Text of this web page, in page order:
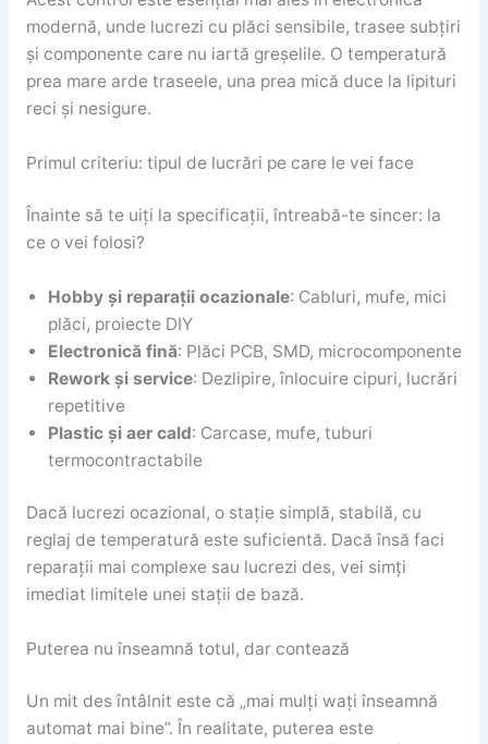
modernă, unde lucrezi cu plăci sensibile, trasee subțiri
și componente care nu iartă greșelile. O temperatură
prea mare arde traseele, una prea mică duce la lipituri
reci și nesigure.
Primul criteriu: tipul de lucrări pe care le vei face
Înainte să te uiți la specificații, întreabă-te sincer: la
ce o vei folosi?
Hobby și reparații ocazionale: Cabluri, mufe, mici
plăci, proiecte DIY
Electronică fină: Plăci PCB, SMD, microcomponente
Rework și service: Dezlipire, înlocuire cipuri, lucrări
repetitive
Plastic și aer cald: Carcase, mufe, tuburi
termocontractabile
Dacă lucrezi ocazional, o stație simplă, stabilă, cu
reglaj de temperatură este suficientă. Dacă însă faci
reparații mai complexe sau lucrezi des, vei simți
imediat limitele unei stații de bază.
Puterea nu înseamnă totul, dar contează
Un mit des întâlnit este că „mai mulți wați înseamnă
automat mai bine”. În realitate, puterea este